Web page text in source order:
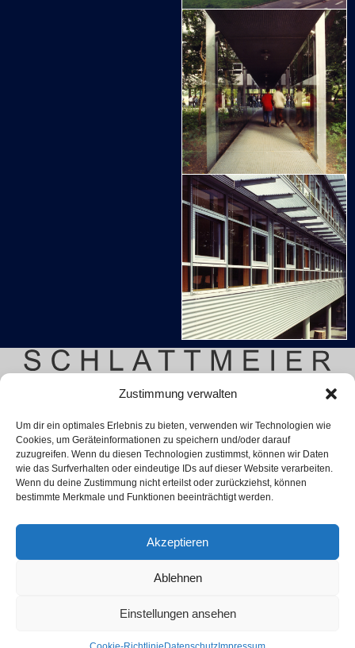
Zustimmung verwalten
Um dir ein optimales Erlebnis zu bieten, verwenden wir Technologien wie
Cookies, um Geräteinformationen zu speichern und/oder darauf
zuzugreifen. Wenn du diesen Technologien zustimmst, können wir Daten
wie das Surfverhalten oder eindeutige IDs auf dieser Website verarbeiten.
Wenn du deine Zustimmung nicht erteilst oder zurückziehst, können
bestimmte Merkmale und Funktionen beeinträchtigt werden.
Akzeptieren
Ablehnen
Einstellungen ansehen